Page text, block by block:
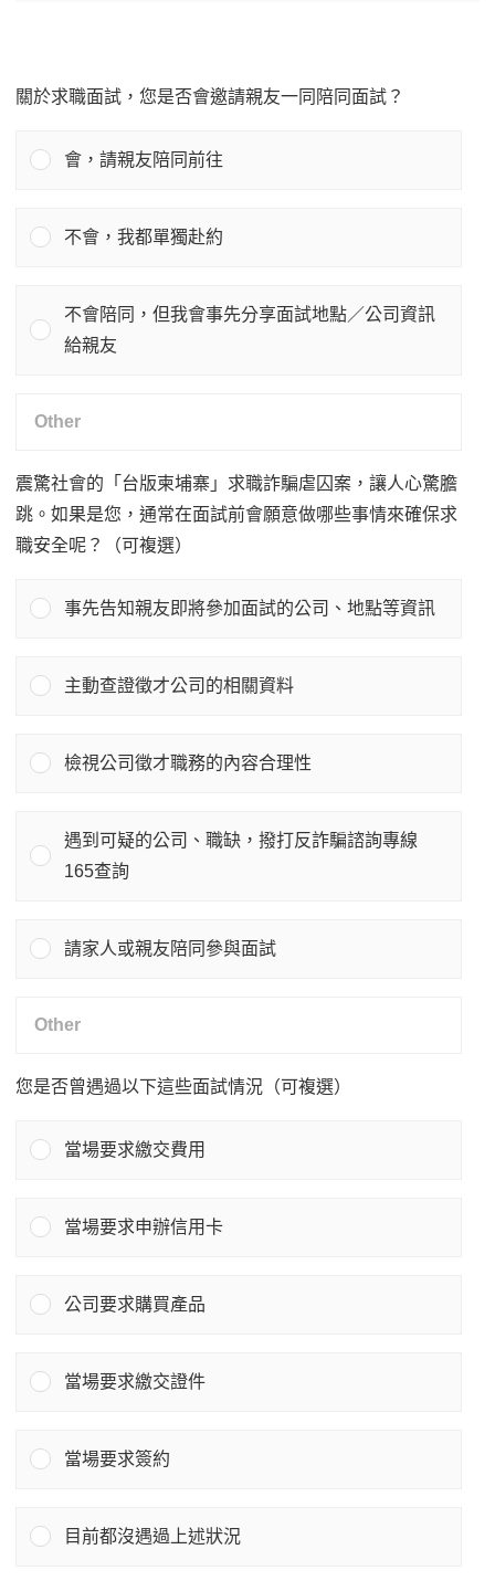
關於求職面試，您是否會邀請親友一同陪同面試？
會，請親友陪同前往
不會，我都單獨赴約
不會陪同，但我會事先分享面試地點／公司資訊
給親友
震驚社會的「台版柬埔寨」求職詐騙虐囚案，讓人心驚膽
跳。如果是您，通常在面試前會願意做哪些事情來確保求
職安全呢？（可複選）
事先告知親友即將參加面試的公司、地點等資訊
主動查證徵才公司的相關資料
檢視公司徵才職務的內容合理性
遇到可疑的公司、職缺，撥打反詐騙諮詢專線
165查詢
請家人或親友陪同參與面試
您是否曾遇過以下這些面試情況（可複選）
當場要求繳交費用
當場要求申辦信用卡
公司要求購買產品
當場要求繳交證件
當場要求簽約
目前都沒遇過上述狀況